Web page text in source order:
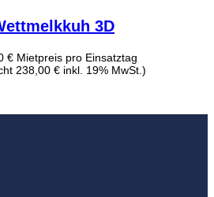
3D
€Mietpreis pro Einsatztag
238,00 € inkl. 19% MwSt.)